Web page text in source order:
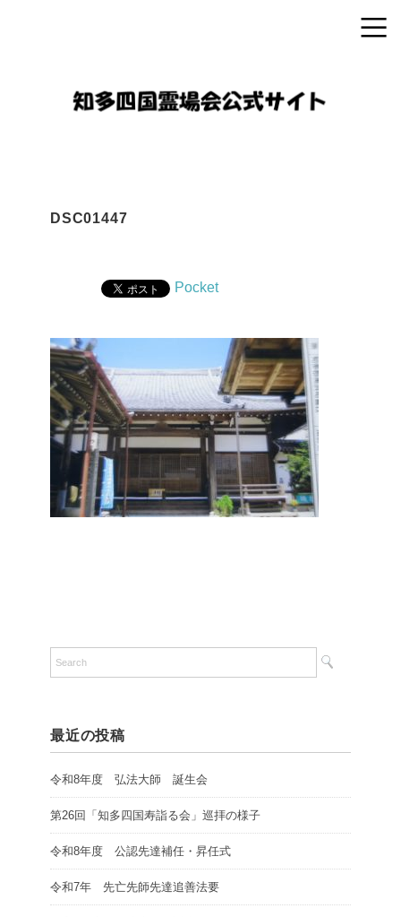
DSC01447
Pocket
最近の投稿
令和8年度 弘法大師 誕生会
第26回「知多四国寿詣る会」巡拝の様子
令和8年度 公認先達補任・昇任式
令和7年 先亡先師先達追善法要